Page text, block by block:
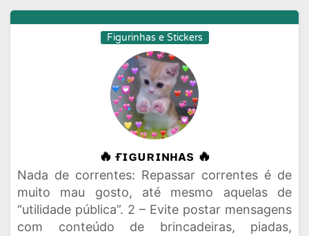
Figurinhas e Stickers
🔥 ғɪɢᴜʀɪɴʜᴀs 🔥
Nada de correntes: Repassar correntes é de
muito mau gosto, até mesmo aquelas de
“utilidade pública”. 2 – Evite postar mensagens
com conteúdo de brincadeiras, piadas,